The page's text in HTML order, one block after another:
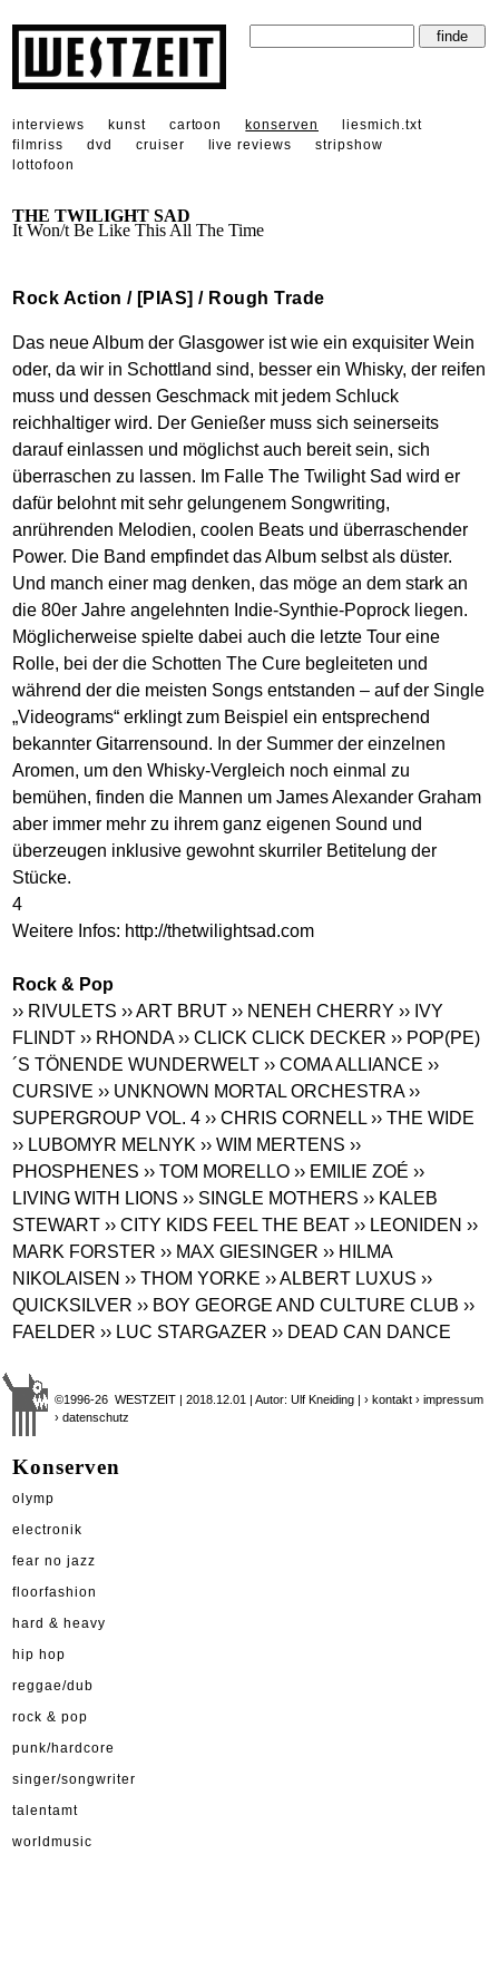
interviews kunst cartoon konserven
liesmich.txt
filmriss
dvd cruiser live reviews
stripshow
lottofoon
THE TWILIGHT SAD
It Won/t Be Like This All The Time
Rock Action / [PIAS] / Rough Trade
Das neue Album der Glasgower ist wie ein exquisiter Wein
oder, da wir in Schottland sind, besser ein Whisky, der reifen
muss und dessen Geschmack mit jedem Schluck
reichhaltiger wird. Der Genießer muss sich seinerseits
darauf einlassen und möglichst auch bereit sein, sich
überraschen zu lassen. Im Falle The Twilight Sad wird er
dafür belohnt mit sehr gelungenem Songwriting,
anrührenden Melodien, coolen Beats und überraschender
Power. Die Band empfindet das Album selbst als düster.
Und manch einer mag denken, das möge an dem stark an
die 80er Jahre angelehnten Indie-Synthie-Poprock liegen.
Möglicherweise spielte dabei auch die letzte Tour eine
Rolle, bei der die Schotten The Cure begleiteten und
während der die meisten Songs entstanden – auf der Single
„Videograms“ erklingt zum Beispiel ein entsprechend
bekannter Gitarrensound. In der Summer der einzelnen
Aromen, um den Whisky-Vergleich noch einmal zu
bemühen, finden die Mannen um James Alexander Graham
aber immer mehr zu ihrem ganz eigenen Sound und
überzeugen inklusive gewohnt skurriler Betitelung der
Stücke.
4
Weitere Infos: http://thetwilightsad.com
Rock & Pop
›› RIVULETS ›› ART BRUT ›› NENEH CHERRY ›› IVY
FLINDT ›› RHONDA ›› CLICK CLICK DECKER ›› POP(PE)
´S TÖNENDE WUNDERWELT ›› COMA ALLIANCE ››
CURSIVE ›› UNKNOWN MORTAL ORCHESTRA ››
SUPERGROUP VOL. 4 ›› CHRIS CORNELL ›› THE WIDE
›› LUBOMYR MELNYK ›› WIM MERTENS ››
PHOSPHENES ›› TOM MORELLO ›› EMILIE ZOÉ ››
LIVING WITH LIONS ›› SINGLE MOTHERS ›› KALEB
STEWART ›› CITY KIDS FEEL THE BEAT ›› LEONIDEN ››
MARK FORSTER ›› MAX GIESINGER ›› HILMA
NIKOLAISEN ›› THOM YORKE ›› ALBERT LUXUS ››
QUICKSILVER ›› BOY GEORGE AND CULTURE CLUB ››
FAELDER ›› LUC STARGAZER ›› DEAD CAN DANCE
©1996-26 WESTZEIT | 2018.12.01 | Autor: Ulf Kneiding |› kontakt › impressum
› datenschutz
Konserven
olymp
electronik
fear no jazz
floorfashion
hard & heavy
hip hop
reggae/dub
rock & pop
punk/hardcore
singer/songwriter
talentamt
worldmusic